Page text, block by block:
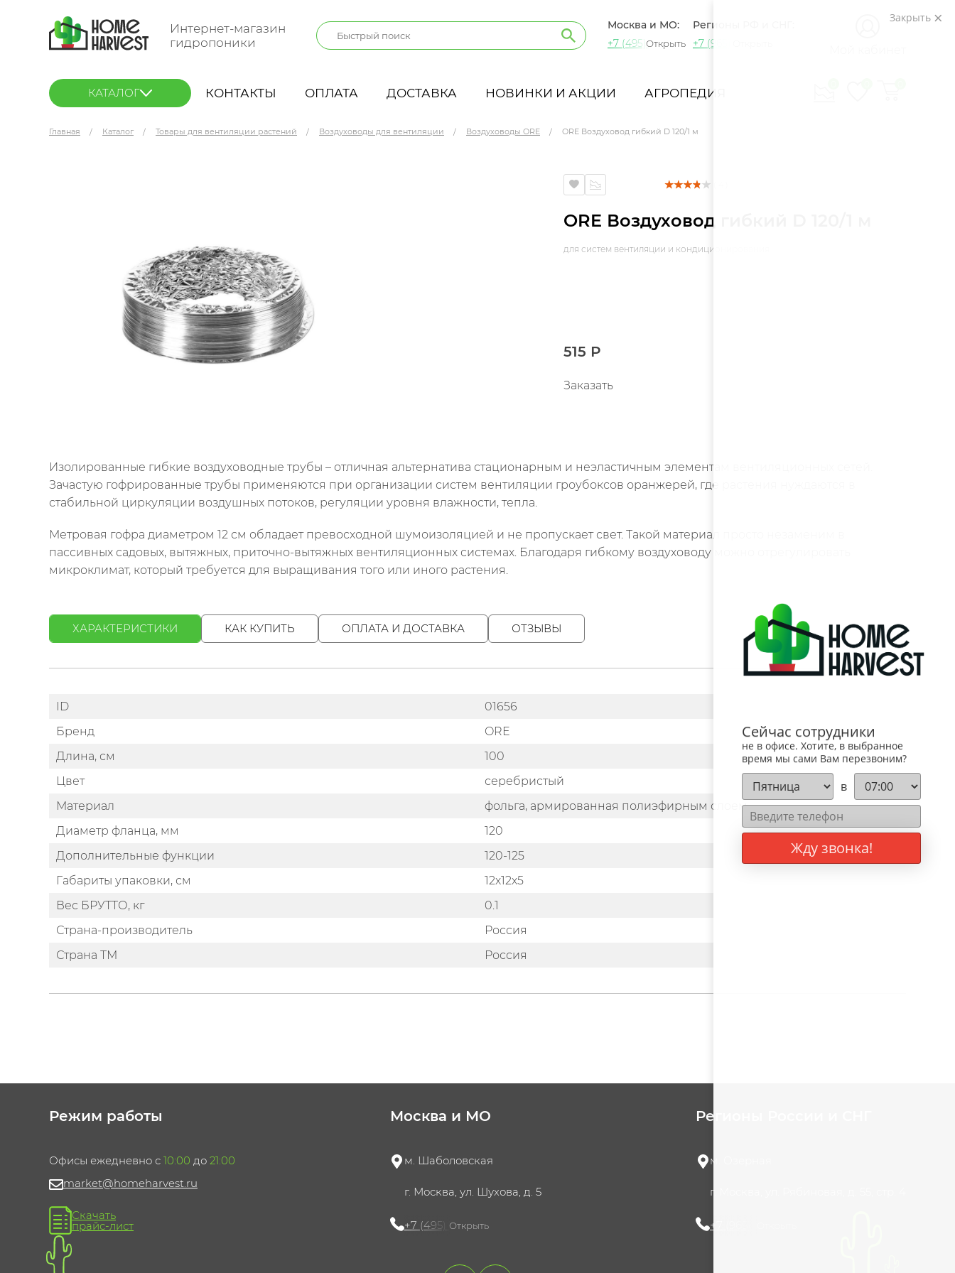
Интернет-магазин
гидропоники
Москва и МО:
+7 (495) 721-60-15
Открыть
Регионы РФ и СНГ:
+7 (965) 420-10-10
КАТАЛОГ КОНТАКТЫ ОПЛАТА ДОСТАВКА НОВИНКИ И АКЦИИ АГРОПЕДИЯ
Главная Каталог Товары для вентиляции растений Воздуховоды для вентиляции Воздуховоды ORE ORE Воздуховод гибкий D 120/1 м
ORE Воздуховод гибкий D 120/1 м
для систем вентиляции и кондиционирования
515 Р
Заказать
Изолированные гибкие воздуховодные трубы – отличная альтернатива стационарным и неэластичным элементам вентиляционных сетей.
Зачастую гофрированные трубы применяются при организации систем вентиляции гроубоксов оранжерей, где растения нуждаются в
стабильной циркуляции воздушных потоков, регуляции уровня влажности, тепла.
Метровая гофра диаметром 12 см обладает превосходной шумоизоляцией и не пропускает свет. Такой материал просто незаменим в
пассивных садовых, вытяжных, приточно-вытяжных вентиляционных системах. Благодаря гибкому воздуховоду можно отрегулировать
микроклимат, который требуется для выращивания того или иного растения.
ХАРАКТЕРИСТИКИ КАК КУПИТЬ ОПЛАТА И ДОСТАВКА ОТЗЫВЫ
ID
01656
Бренд
ORE
Длина, см
100
Цвет
серебристый
Материал
фольга, армированная полиэфирным слоем
Диаметр фланца, мм
120
Дополнительные функции
120-125
Габариты упаковки, см
12х12х5
Вес БРУТТО, кг
0.1
Страна-производитель
Россия
Страна ТМ
Россия
Режим работы
Офисы ежедневно с 10:00 до 21:00
market@homeharvest.ru
Скачать
прайс-лист
Москва и МО
м. Шаболовская
г. Москва, ул. Шухова, д. 5
+7 (495) 721-60-15
Открыть
Регионы России и СНГ
м. Озерная
г. Москва, ул. Рябиновая, д. 55, стр. 4
+7 (965) 420-10-10
Закрыть
Сейчас сотрудники
не в офисе. Хотите, в выбранное
время мы сами Вам перезвоним?
в
Жду звонка!